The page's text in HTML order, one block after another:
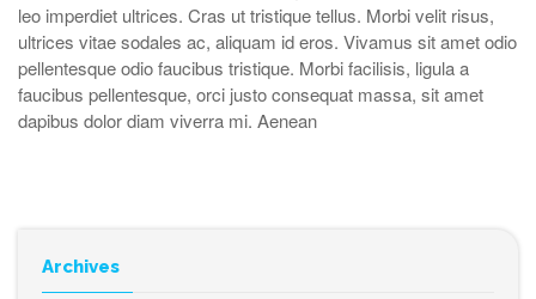
leo imperdiet ultrices. Cras ut tristique tellus. Morbi velit risus,
ultrices vitae sodales ac, aliquam id eros. Vivamus sit amet odio
pellentesque odio faucibus tristique. Morbi facilisis, ligula a
faucibus pellentesque, orci justo consequat massa, sit amet
dapibus dolor diam viverra mi. Aenean
Archives